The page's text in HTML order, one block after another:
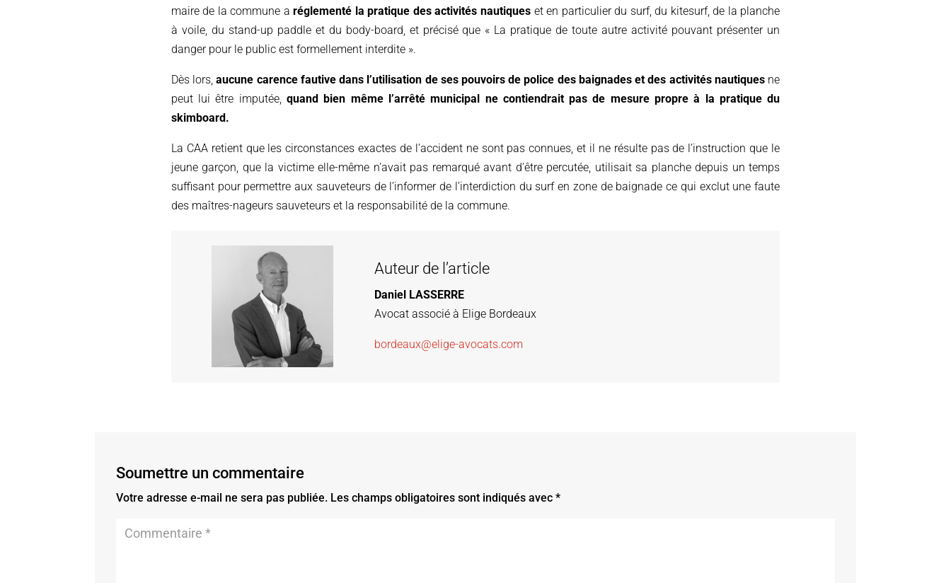
maire de la commune aréglementé la pratique des activités nautiques et en particulier du surf, du kitesurf, de la planche
à voile, du stand-up paddle et du body-board, et précisé que « La pratique de toute autre activité pouvant présenter un
danger pour le public est formellement interdite ».
Dès lors,aucune carence fautive dans l’utilisation de ses pouvoirs de police des baignades et des activités nautiquesne
peut lui être imputée,quand bien même l’arrêté municipal ne contiendrait pas de mesure propre à la pratique du
skimboard.
La CAA retient que les circonstances exactes de l’accident ne sont pas connues, et il ne résulte pas de l’instruction que le
jeune garçon, que la victime elle-même n’avait pas remarqué avant d’être percutée, utilisait sa planche depuis un temps
suffisant pour permettre aux sauveteurs de l’informer de l’interdiction du surf en zone de baignade ce qui exclut une faute
des maîtres-nageurs sauveteurs et la responsabilité de la commune.
Auteur de l’article
Daniel LASSERRE
Avocat associé à Elige Bordeaux
bordeaux@elige-avocats.com
Soumettre un commentaire
Votre adresse e-mail ne sera pas publiée. Les champs obligatoires sont indiqués avec*